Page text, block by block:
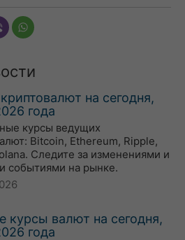
на сегодня,
года
курсы ведущих
Bitcoin, Ethereum, Ripple,
Следите за изменениями и
событиями на рынке.
курсы валют на сегодня,
года